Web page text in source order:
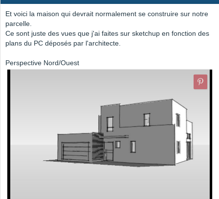
Et voici la maison qui devrait normalement se construire sur notre
parcelle.
Ce sont juste des vues que j'ai faites sur sketchup en fonction des
plans du PC déposés par l'architecte.
Perspective Nord/Ouest